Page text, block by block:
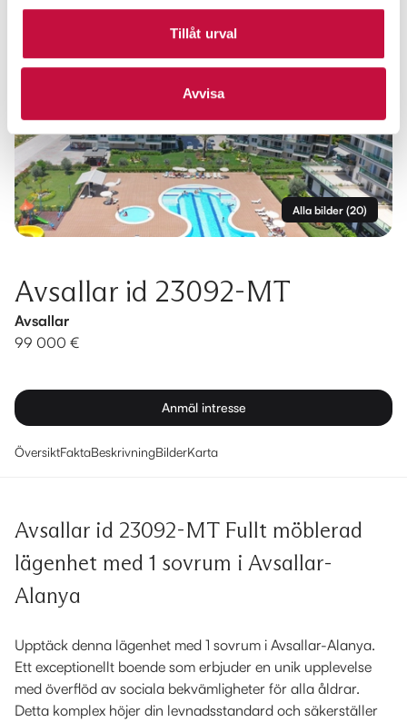
Tillåt urval
Avvisa
Alla bilder (20)
Avsallar id 23092-MT
Avsallar
99 000 €
Anmäl intresse
ÖversiktFaktaBeskrivningBilderKarta
Avsallar id 23092-MT Fullt möblerad
lägenhet med 1 sovrum i Avsallar-
Alanya
Upptäck denna lägenhet med 1 sovrum i Avsallar-Alanya.
Ett exceptionellt boende som erbjuder en unik upplevelse
med överflöd av sociala bekvämligheter för alla åldrar.
Detta komplex höjer din levnadsstandard och säkerställer